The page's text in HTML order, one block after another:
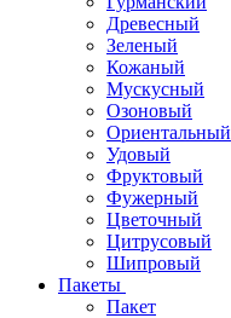
Древесный
Зеленый
Кожаный
Мускусный
Озоновый
Ориентальный
Удовый
Фруктовый
Фужерный
Цветочный
Цитрусовый
Шипровый
Пакеты
Пакет